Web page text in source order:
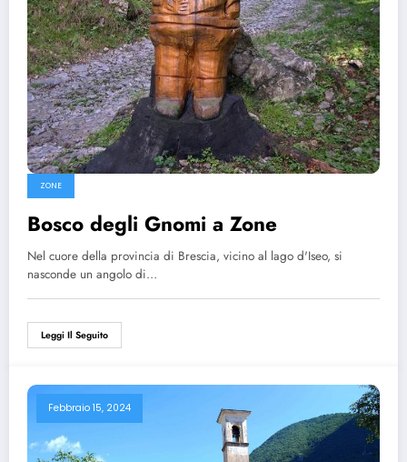
ZONE
Bosco degli Gnomi a Zone
Nel cuore della provincia di Brescia, vicino al lago d'Iseo, si
nasconde un angolo di…
Leggi Il Seguito
Febbraio 15, 2024